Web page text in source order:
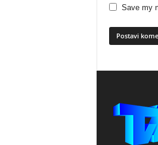
Save my